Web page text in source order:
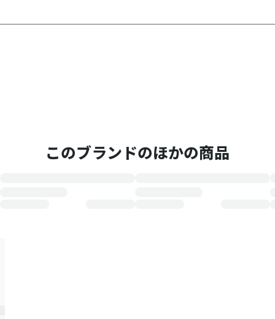
このブランドのほかの商品